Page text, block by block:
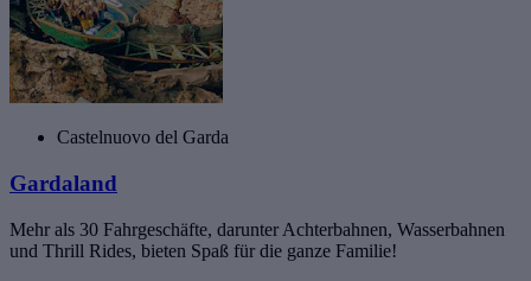
Castelnuovo del Garda
Gardaland
Mehr als 30 Fahrgeschäfte, darunter Achterbahnen, Wasserbahnen
und Thrill Rides, bieten Spaß für die ganze Familie!